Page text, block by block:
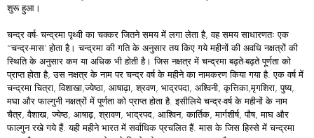
शुरू हुआ।
चन्द्र वर्ष- चन्द्रमा पृथ्वी का चक्कर जितने समय में लगा लेता है, वह समय साधारणतः एक
“चन्द्र-मास’ होता है। चन्द्रमा की गति के अनुसार तय किए गये महीनों की अवधि नक्षत्रों की
स्थिति के अनुसार कम या अधिक भी होती है। जिस नक्षत्र में चन्द्रमा बढ़ते-बढ़ते पूर्णता को
प्राप्त होता है, उस नक्षत्र के नाम पर चन्द्र वर्ष के महीने का नामकरण किया गया है. एक वर्ष में
चन्द्रमा चित्रा, विशाखा,ज्येष्ठा, आषाढ़ा, श्रवण, भाद्रपदा, अश्विनी, कृत्तिका,मृगशिरा, पुष्य,
मघा और फाल्गुनी नक्षत्रों में पूर्णता को प्राप्त होता है. इसीलिये चन्द्र-वर्ष के महीनों के नाम
चैत्र, वैशाख, ज्येष्ठ, आषाढ़, श्रावण, भाद्रपद, आश्विन, कार्तिक, मार्गशीर्ष, पौष, माघ और
फाल्गुन रखे गये हैं. यही महीने भारत में सर्वाधिक प्रचलित हैं. मास के जिस हिस्से में चन्द्रमा